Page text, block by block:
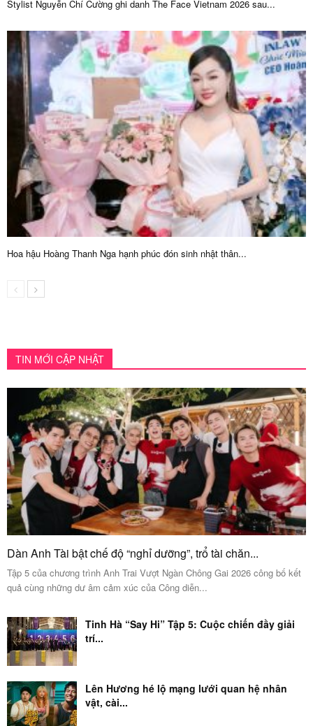
Stylist Nguyễn Chí Cường ghi danh The Face Vietnam 2026 sau...
Hoa hậu Hoàng Thanh Nga hạnh phúc đón sinh nhật thân...
TIN MỚI CẬP NHẬT
Dàn Anh Tài bật chế độ “nghỉ dưỡng”, trổ tài chăn...
Tập 5 của chương trình Anh Trai Vượt Ngàn Chông Gai 2026 công bố kết
quả cùng những dư âm cảm xúc của Công diễn...
Tinh Hà “Say Hi” Tập 5: Cuộc chiến đầy giải
trí...
Lên Hương hé lộ mạng lưới quan hệ nhân
vật, cài...